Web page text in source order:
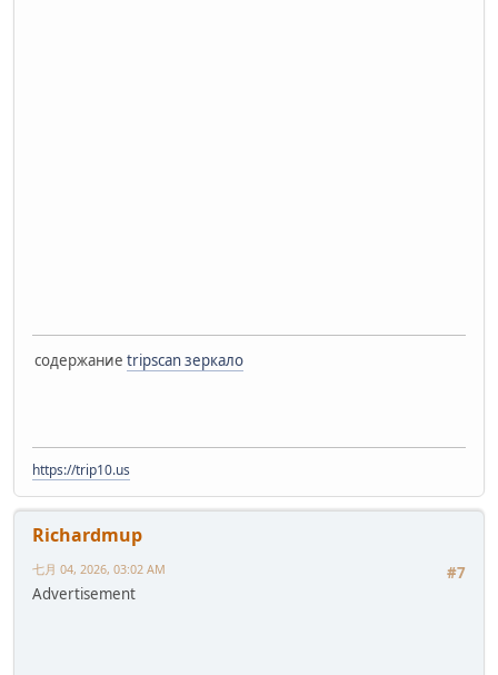
содержание tripscan зеркало
https://trip10.us
Richardmup
#7
七月 04, 2026, 03:02 AM
Advertisement